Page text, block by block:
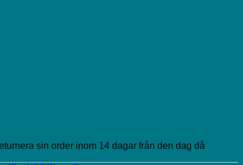
sin order inom 14 dagar från den dag då